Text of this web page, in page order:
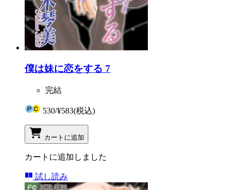
僕は妹に恋をする 7
完結
530/¥583(税込)
カートに追加
カートに追加しました
試し読み